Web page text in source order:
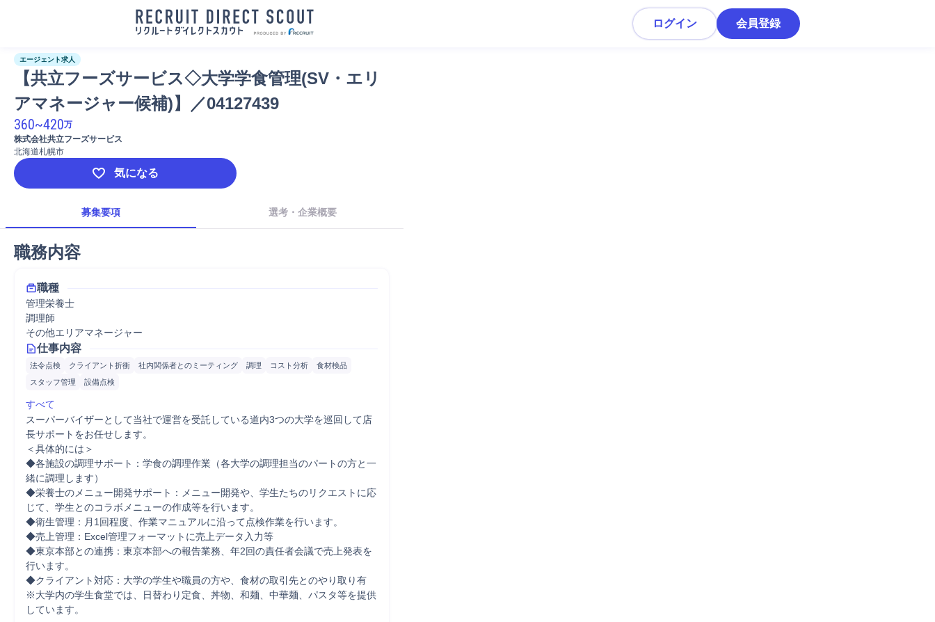
ログイン 会員登録
エージェント求人
【共立フーズサービス◇大学学食管理(SV・エリ
アマネージャー候補)】／04127439
360~420万
株式会社共立フーズサービス
北海道札幌市
気になる
募集要項 選考・企業概要
職務内容
職種
管理栄養士
調理師
その他エリアマネージャー
仕事内容
法令点検 クライアント折衝 社内関係者とのミーティング 調理 コスト分析
食材検品
スタッフ管理
設備点検
すべて
スーパーバイザーとして当社で運営を受託している道内3つの大学を巡回して店
長サポートをお任せします。
＜具体的には＞
◆各施設の調理サポート：学食の調理作業（各大学の調理担当のパートの方と一
緒に調理します）
◆栄養士のメニュー開発サポート：メニュー開発や、学生たちのリクエストに応
じて、学生とのコラボメニューの作成等を行います。
◆衛生管理：月1回程度、作業マニュアルに沿って点検作業を行います。
◆売上管理：Excel管理フォーマットに売上データ入力等
◆東京本部との連携：東京本部への報告業務、年2回の責任者会議で売上発表を
行います。
◆クライアント対応：大学の学生や職員の方や、食材の取引先とのやり取り有
※大学内の学生食堂では、日替わり定食、丼物、和麺、中華麺、パスタ等を提供
しています。